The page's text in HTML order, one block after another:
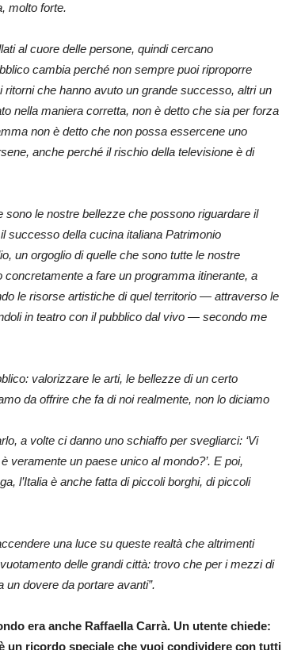
molto forte.
al cuore delle persone, quindi cercano
cambia perché non sempre puoi riproporre
che hanno avuto un grande successo, altri un
nella maniera corretta, non è detto che sia per forza
non è detto che non possa essercene uno
anche perché il rischio della televisione è di
le nostre bellezze che possono riguardare il
successo della cucina italiana Patrimonio
un orgoglio di quelle che sono tutte le nostre
a fare un programma itinerante, a
le risorse artistiche di quel territorio — attraverso le
in teatro con il pubblico dal vivo — secondo me
valorizzare le arti, le bellezze di un certo
da offrire che fa di noi realmente, non lo diciamo
a volte ci danno uno schiaffo per svegliarci: ‘Vi
veramente un paese unico al mondo?’. E poi,
l’Italia è anche fatta di piccoli borghi, di piccoli
una luce su queste realtà che altrimenti
delle grandi città: trovo che per i mezzi di
dovere da portare avanti”.
era anche Raffaella Carrà. Un utente chiede:
un ricordo speciale che vuoi condividere con tutti